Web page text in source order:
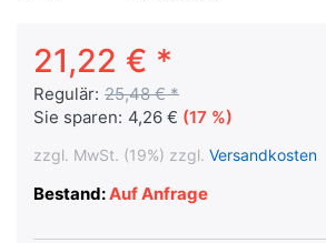
21,22 € *
Regulär: 25,48 € *
Sie sparen: 4,26 € (17 %)
zzgl. MwSt. (19%) zzgl. Versandkosten
Bestand:Auf Anfrage